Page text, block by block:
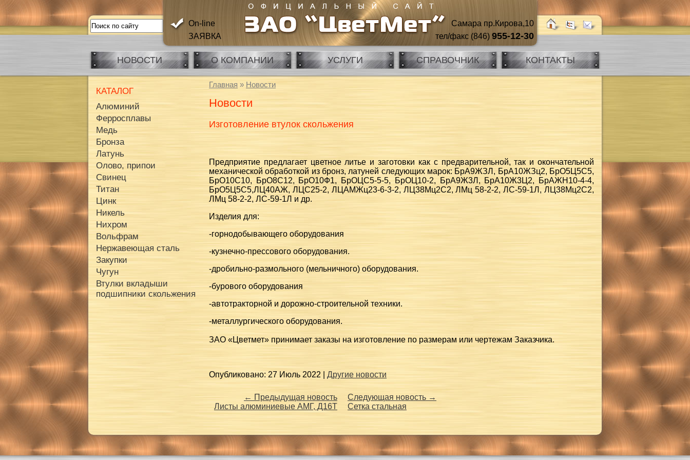
On-line
ЗАЯВКА
Самара пр.Кирова,10
тел/факс (846) 955-12-30
НОВОСТИ О КОМПАНИИ УСЛУГИ СПРАВОЧНИК КОНТАКТЫ
Главная » Новости
Новости
Изготовление втулок скольжения
Предприятие предлагает цветное литье и заготовки как с предварительной, так и окончательной
механической обработкой из бронз, латуней следующих марок: БрА9ЖЗЛ, БрА10ЖЗц2, БрО5Ц5С5,
БрО10С10, БрО8С12, БрО10Ф1, БрОЦС5-5-5, БрОЦ10-2, БрА9Ж3Л, БрА10Ж3Ц2, БрАЖН10-4-4,
БрО5Ц5С5,ЛЦ40АЖ, ЛЦС25-2, ЛЦАМЖц23-6-3-2, ЛЦ38Мц2С2, ЛМц 58-2-2, ЛС-59-1Л, ЛЦ38Мц2С2,
ЛМц 58-2-2, ЛС-59-1Л и др.
Изделия для:
-горнодобывающего оборудования
-кузнечно-прессового оборудования.
-дробильно-размольного (мельничного) оборудования.
-бурового оборудования
-автотракторной и дорожно-строительной техники.
-металлургического оборудования.
ЗАО «Цветмет» принимает заказы на изготовление по размерам или чертежам Заказчика.
Опубликовано: 27 Июль 2022 | Другие новости
← Предыдущая новость
Листы алюминиевые АМГ, Д16Т
Следующая новость →
Сетка стальная
КАТАЛОГ
Алюминий
Ферросплавы
Медь
Бронза
Латунь
Олово, припои
Свинец
Титан
Цинк
Никель
Нихром
Вольфрам
Нержавеющая сталь
Закупки
Чугун
Втулки вкладыши
подшипники скольжения